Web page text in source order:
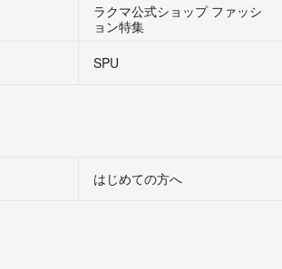
ラクマ公式ショップ ファッシ
ョン特集
SPU
はじめての方へ